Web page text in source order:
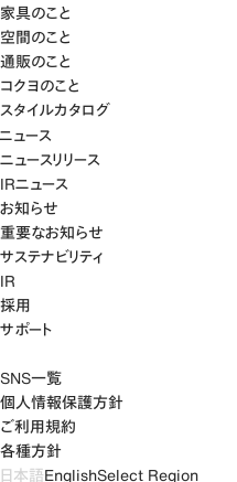
家具のこと
空間のこと
通販のこと
コクヨのこと
スタイルカタログ
ニュース
ニュースリリース
IRニュース
お知らせ
重要なお知らせ
サステナビリティ
IR
採用
サポート
SNS一覧
個人情報保護方針
ご利用規約
各種方針
日本語EnglishSelect Region